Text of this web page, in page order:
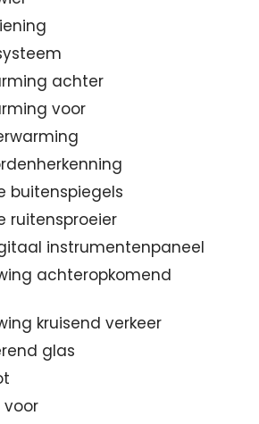
achter
voor
buitenspiegels
ruitensproeier
instrumentenpaneel
achteropkomend
kruisend verkeer
glas